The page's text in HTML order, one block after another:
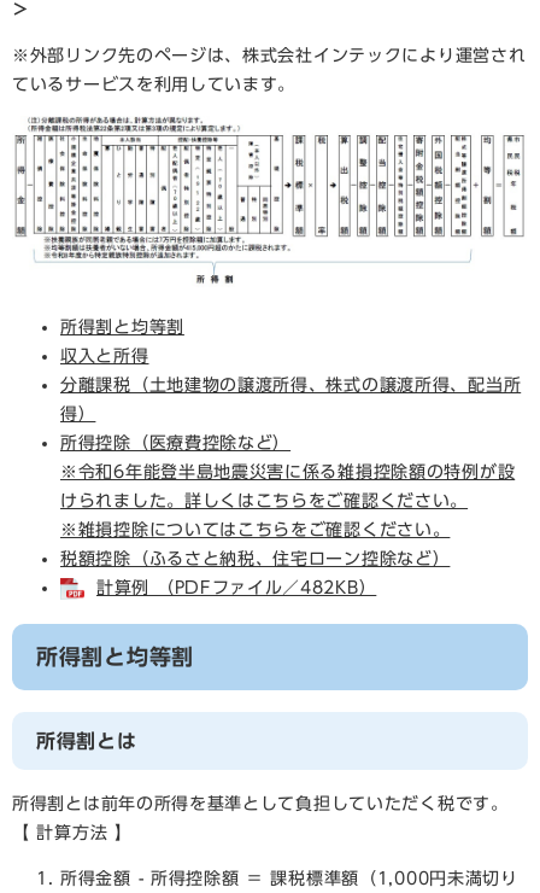
＞
※外部リンク先のページは、株式会社インテックにより運営され
ているサービスを利用しています。
所得割と均等割
収入と所得
分離課税（土地建物の譲渡所得、株式の譲渡所得、配当所
得）
所得控除（医療費控除など）
※令和6年能登半島地震災害に係る雑損控除額の特例が設
けられました。詳しくはこちらをご確認ください。
※雑損控除についてはこちらをご確認ください。
税額控除（ふるさと納税、住宅ローン控除など）
計算例 （PDFファイル／482KB）
所得割と均等割
所得割とは
所得割とは前年の所得を基準として負担していただく税です。
【 計算方法 】
所得金額 - 所得控除額 ＝ 課税標準額（1,000円未満切り